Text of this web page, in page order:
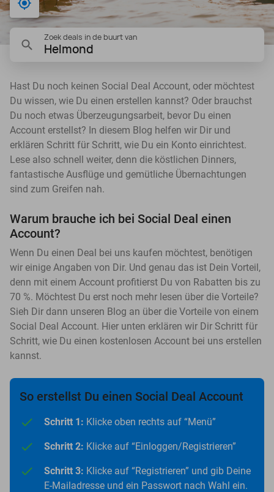
Bij mij in de buurt
Zoek deals in de buurt van
Helmond
Hast Du noch keinen Social Deal Account, oder möchtest
Du wissen, wie Du einen erstellen kannst? Oder brauchst
Du noch etwas Überzeugungsarbeit, bevor Du einen
Account erstellst? In diesem Blog helfen wir Dir und
erklären Schritt für Schritt, wie Du ein Konto einrichtest.
Lese also schnell weiter, denn die köstlichen Dinners,
fantastische Ausflüge und gemütliche Übernachtungen
sind zum Greifen nah.
Warum brauche ich bei Social Deal einen
Account?
Wenn Du einen Deal bei uns kaufen möchtest, benötigen
wir einige Angaben von Dir. Und genau das ist Dein Vorteil,
denn mit einem Account profitierst Du von Rabatten bis zu
70 %. Möchtest Du erst noch mehr lesen über die Vorteile?
Sieh Dir dann unseren Blog an über die Vorteile von einem
Social Deal Account. Hier unten erklären wir Dir Schritt für
Schritt, wie Du einen kostenlosen Account bei uns erstellen
kannst.
So erstellst Du einen Social Deal Account
Schritt 1: Klicke oben rechts auf “Menü”
Schritt 2: Klicke auf “Einloggen/Registrieren”
Schritt 3: Klicke auf “Registrieren” und gib Deine
E-Mailadresse und ein Passwort nach Wahl ein.